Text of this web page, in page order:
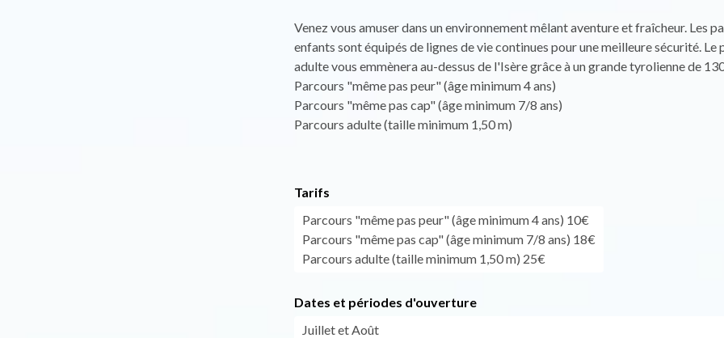
Venez vous amuser dans un environnement mêlant aventure et fraîcheur. Les
enfants sont équipés de lignes de vie continues pour une meilleure sécurité. Le
adulte vous emmènera au-dessus de l'Isère grâce à un grande tyrolienne de
Parcours "même pas peur" (âge minimum 4 ans)
Parcours "même pas cap" (âge minimum 7/8 ans)
Parcours adulte (taille minimum 1,50 m)
Tarifs
Parcours "même pas peur" (âge minimum 4 ans) 10€
Parcours "même pas cap" (âge minimum 7/8 ans) 18€
Parcours adulte (taille minimum 1,50 m) 25€
Dates et périodes d'ouverture
Juillet et Août